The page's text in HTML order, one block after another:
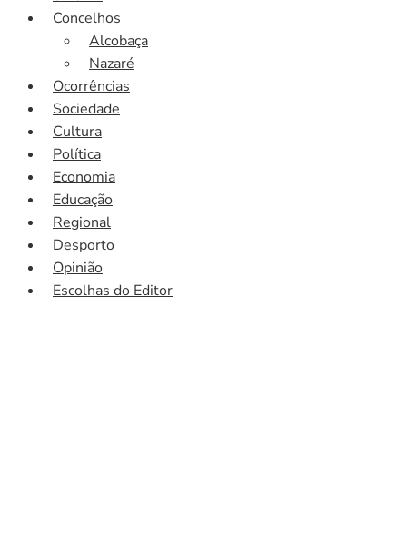
Concelhos
Alcobaça
Nazaré
Ocorrências
Sociedade
Cultura
Política
Economia
Educação
Regional
Desporto
Opinião
Escolhas do Editor